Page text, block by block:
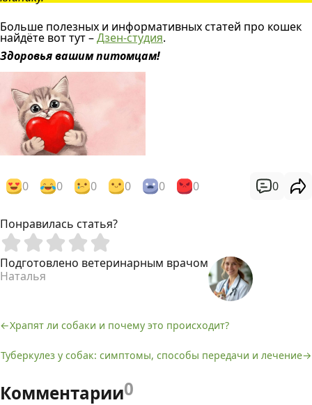
Больше полезных и информативных статей про кошек
найдёте вот тут –Дзен-студия.
Здоровья вашим питомцам!
0 0 0 0 0 0 0
Понравилась статья?
Подготовлено ветеринарным врачом
Наталья
Навигация
по
записям
Храпят ли собаки и почему это происходит?
Туберкулез у собак: симптомы, способы передачи и лечение
Комментарии0